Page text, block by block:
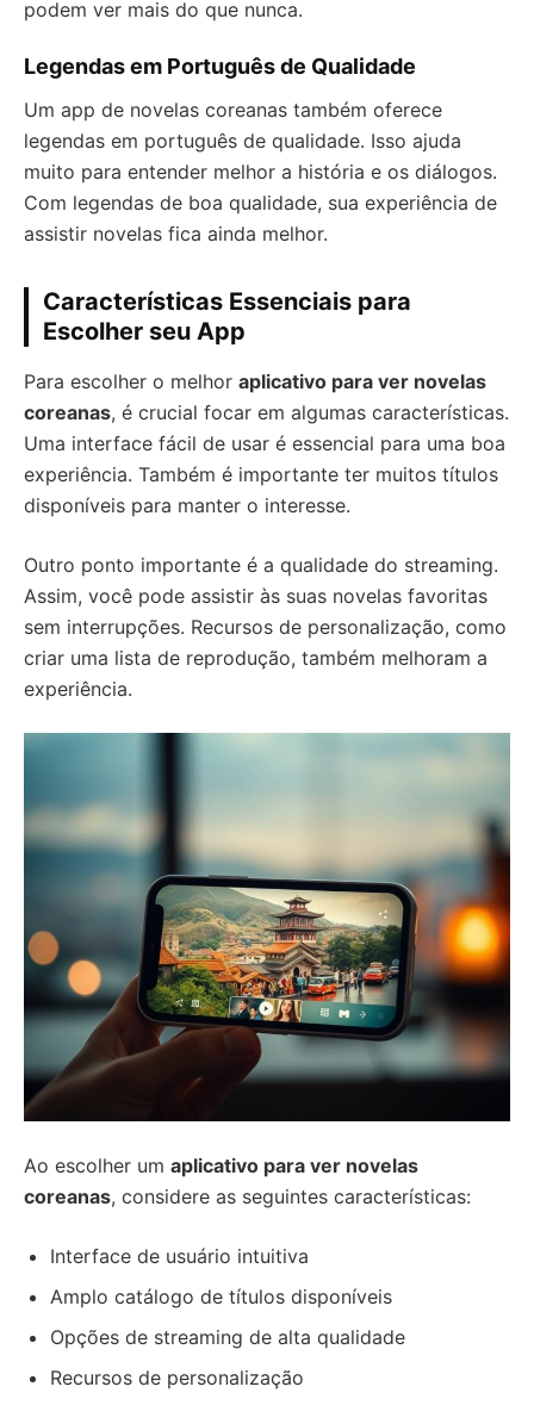
podem ver mais do que nunca.
Legendas em Português de Qualidade
Um app de novelas coreanas também oferece
legendas em português de qualidade. Isso ajuda
muito para entender melhor a história e os diálogos.
Com legendas de boa qualidade, sua experiência de
assistir novelas fica ainda melhor.
Características Essenciais para
Escolher seu App
Para escolher o melhor aplicativo para ver novelas
coreanas, é crucial focar em algumas características.
Uma interface fácil de usar é essencial para uma boa
experiência. Também é importante ter muitos títulos
disponíveis para manter o interesse.
Outro ponto importante é a qualidade do streaming.
Assim, você pode assistir às suas novelas favoritas
sem interrupções. Recursos de personalização, como
criar uma lista de reprodução, também melhoram a
experiência.
Ao escolher um aplicativo para ver novelas
coreanas, considere as seguintes características:
Interface de usuário intuitiva
Amplo catálogo de títulos disponíveis
Opções de streaming de alta qualidade
Recursos de personalização